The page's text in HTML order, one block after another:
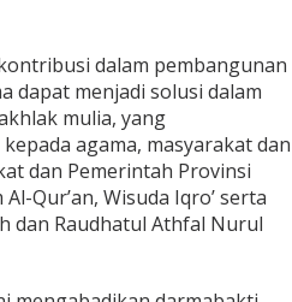
dalam pembangunan
dapat menjadi solusi dalam
mulia, yang
agama, masyarakat dan
dan Pemerintah Provinsi
Qur’an, Wisuda Iqro’ serta
dan Raudhatul Athfal Nurul